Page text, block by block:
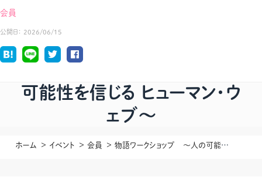
可能性を信じる ヒューマン・ウ
ェブ～
ホーム イベント 会員 物語ワークショップ ～人の可能性を信じる ヒューマン・ウェブ～
会員
公開日： 2026/06/15